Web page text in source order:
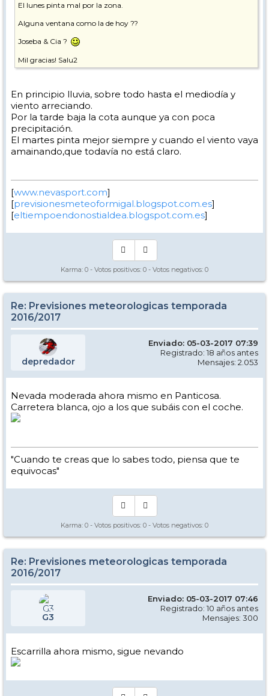
El lunes pinta mal por la zona.
Alguna ventana como la de hoy ??
Joseba & Cia ?
Mil gracias! Salu2
En principio lluvia, sobre todo hasta el mediodía y
viento arreciando.
Por la tarde baja la cota aunque ya con poca
precipitación.
El martes pinta mejor siempre y cuando el viento vaya
amainando,que todavía no está claro.
[www.nevasport.com]
[previsionesmeteoformigal.blogspot.com.es]
[eltiempoendonostialdea.blogspot.com.es]
Karma: 0 - Votos positivos: 0 - Votos negativos: 0
Re: Previsiones meteorologicas temporada
2016/2017
depredador
Enviado: 05-03-2017 07:39
Registrado: 18 años antes
Mensajes: 2.053
Nevada moderada ahora mismo en Panticosa.
Carretera blanca, ojo a los que subáis con el coche.
"Cuando te creas que lo sabes todo, piensa que te
equivocas"
Karma: 0 - Votos positivos: 0 - Votos negativos: 0
Re: Previsiones meteorologicas temporada
2016/2017
G3
Enviado: 05-03-2017 07:46
Registrado: 10 años antes
Mensajes: 300
Escarrilla ahora mismo, sigue nevando